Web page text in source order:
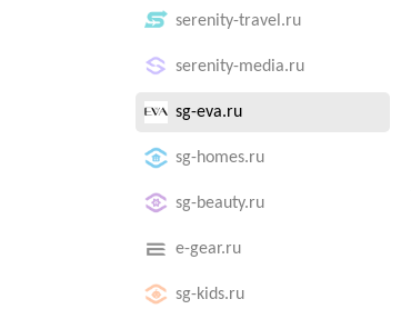
serenity-travel.ru
serenity-media.ru
sg-eva.ru
sg-homes.ru
sg-beauty.ru
e-gear.ru
sg-kids.ru